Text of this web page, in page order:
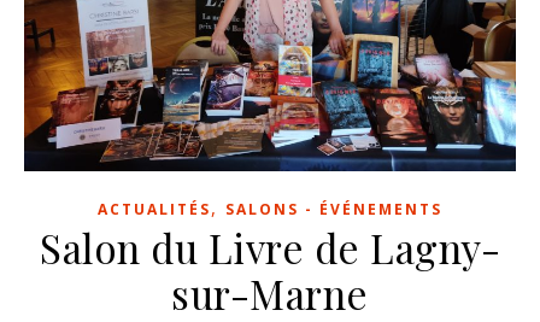
ACTUALITÉS, SALONS - ÉVÉNEMENTS
Salon du Livre de Lagny-
sur-Marne